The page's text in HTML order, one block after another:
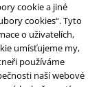
cookie a jiné
cookies“. Tyto
o uživatelích,
umísťujeme my,
používáme
naší webové